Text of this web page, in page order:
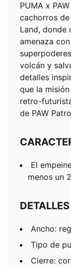
PUMA x
cachorros de
Land, donde
amenaza
volcán y
detalles
que la
retro-
de PAW
El
menos un
DETALLES
Ancho:
Tipo de
Cierre: